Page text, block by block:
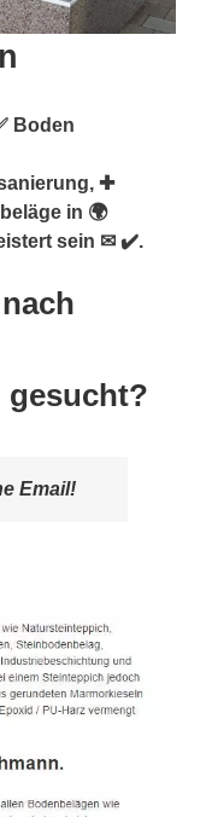
Boden
✚
in 🌍
sein ✉ ✔️.
gesucht?
Email!